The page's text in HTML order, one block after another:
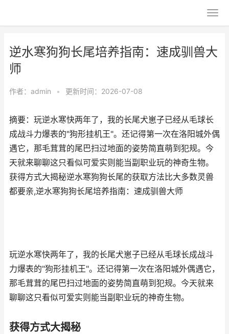
逆水寒狗狗长尾培养指南：速成驯兽大
师
作者： admin • 更新时间：2026-07-08
摘要：玩逆水寒快两年了，我的长尾犬崽子已经从毛球长
成战斗力爆表的"狗形挂机王"。还记得第一次在洛阳城外偶
遇它，那毛茸茸的尾巴扫过地面的姿势简直萌到犯规。今
天就来聊聊这只看似可爱实则能当副职业玩的神奇生物。
获得方式大揭秘逆水寒狗狗长尾的获取方法比大多数灵兽
都要亲,逆水寒狗狗长尾培养指南：速成驯兽大师
玩逆水寒快两年了，我的长尾犬崽子已经从毛球长成战斗
力爆表的"狗形挂机王"。还记得第一次在洛阳城外偶遇它，
那毛茸茸的尾巴扫过地面的姿势简直萌到犯规。今天就来
聊聊这只看似可爱实则能当副职业玩的神奇生物。
获得方式大揭秘